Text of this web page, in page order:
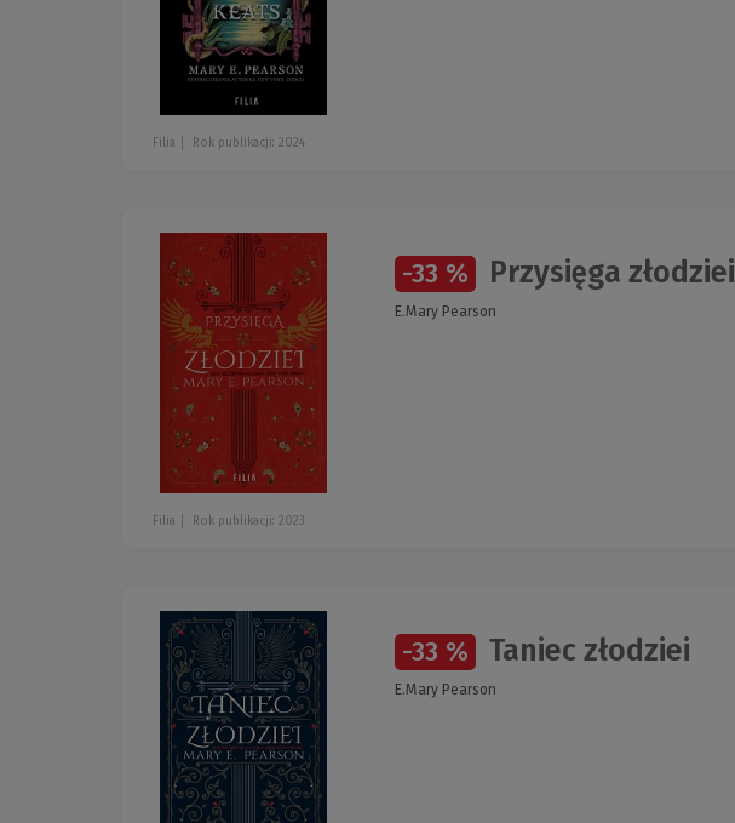
Filia Rok publikacji: 2024
-33 % Przysięga złodziei
E.Mary Pearson
Filia Rok publikacji: 2023
-33 % Taniec złodziei
E.Mary Pearson